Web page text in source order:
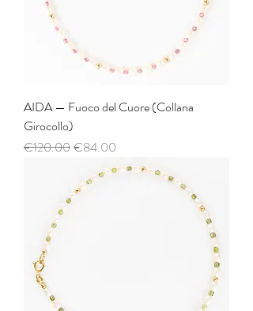
AIDA — Fuoco del Cuore (Collana
Girocollo)
Regular Price
€120.00Sale Price
€84.00